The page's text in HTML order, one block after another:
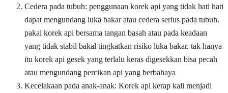
Cedera pada tubuh: penggunaan korek api yang tidak hati hati
dapat mengundang luka bakar atau cedera serius pada tubuh.
pakai korek api bersama tangan basah atau pada keadaan
yang tidak stabil bakal tingkatkan risiko luka bakar. tak hanya
itu korek api gesek yang terlalu keras digesekkan bisa pecah
atau mengundang percikan api yang berbahaya
Kecelakaan pada anak-anak: Korek api kerap kali menjadi